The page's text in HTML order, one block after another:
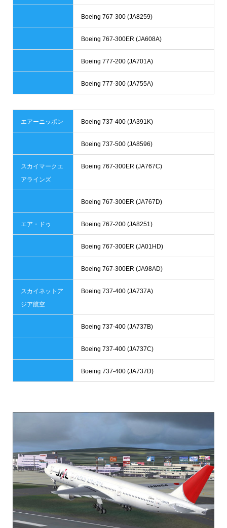
Boeing 767-300 (JA8259)
Boeing 767-300ER (JA608A)
Boeing 777-200 (JA701A)
Boeing 777-300 (JA755A)
エアーニッポン Boeing 737-400 (JA391K)
Boeing 737-500 (JA8596)
スカイマークエ
アラインズ
Boeing 767-300ER (JA767C)
Boeing 767-300ER (JA767D)
エア・ドゥ Boeing 767-200 (JA8251)
Boeing 767-300ER (JA01HD)
Boeing 767-300ER (JA98AD)
スカイネットア
ジア航空
Boeing 737-400 (JA737A)
Boeing 737-400 (JA737B)
Boeing 737-400 (JA737C)
Boeing 737-400 (JA737D)